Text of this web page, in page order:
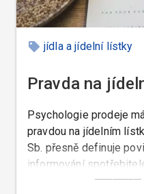
jídla a jídelní lístky
Pravda na
Psychologie prodeje
pravdou na jídelním
Sb. přesně definuje
informování
V § 9 je zároveň